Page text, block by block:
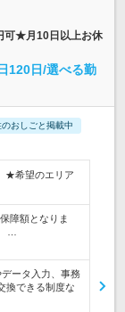
可★月10日以上お休
120日/選べる勤
のおしごと掲載中
★希望のエリア
障額となりま
…
ータ入力、事務
換できる制度な